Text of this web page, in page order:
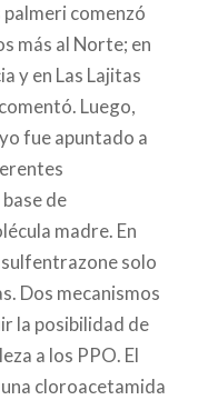
comenzó
más al Norte; en
y en Las Lajitas
Luego,
fue apuntado a
de
madre. En
solo
Dos mecanismos
la posibilidad de
a los PPO. El
cloroacetamida